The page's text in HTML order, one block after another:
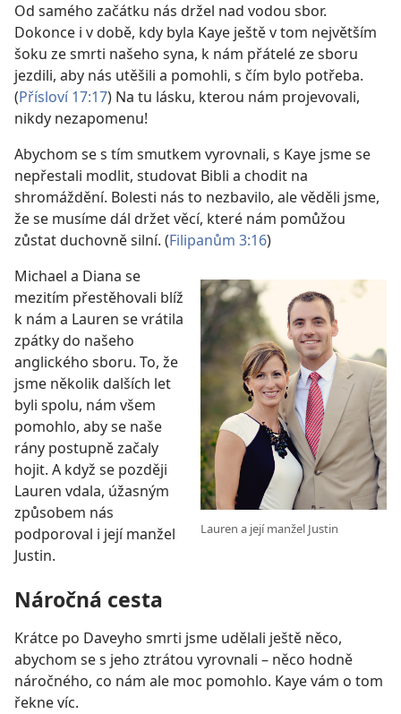
Od samého začátku nás držel nad vodou sbor.
Dokonce i v době, kdy byla Kaye ještě v tom největším
šoku ze smrti našeho syna, k nám přátelé ze sboru
jezdili, aby nás utěšili a pomohli, s čím bylo potřeba.
(Přísloví 17:17) Na tu lásku, kterou nám projevovali,
nikdy nezapomenu!
Abychom se s tím smutkem vyrovnali, s Kaye jsme se
nepřestali modlit, studovat Bibli a chodit na
shromáždění. Bolesti nás to nezbavilo, ale věděli jsme,
že se musíme dál držet věcí, které nám pomůžou
zůstat duchovně silní. (Filipanům 3:16)
Lauren a její manžel Justin
Michael a Diana se
mezitím přestěhovali blíž
k nám a Lauren se vrátila
zpátky do našeho
anglického sboru. To, že
jsme několik dalších let
byli spolu, nám všem
pomohlo, aby se naše
rány postupně začaly
hojit. A když se později
Lauren vdala, úžasným
způsobem nás
podporoval i její manžel
Justin.
Náročná cesta
Krátce po Daveyho smrti jsme udělali ještě něco,
abychom se s jeho ztrátou vyrovnali – něco hodně
náročného, co nám ale moc pomohlo. Kaye vám o tom
řekne víc.